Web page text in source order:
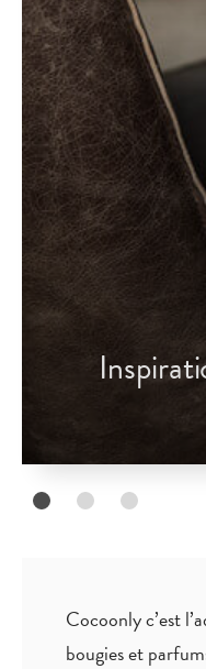
Cocoonly c’est
bougies et